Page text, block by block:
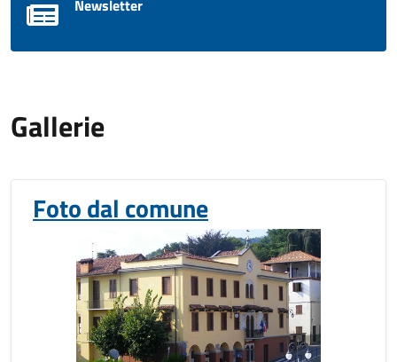
Newsletter
Gallerie
Foto dal comune